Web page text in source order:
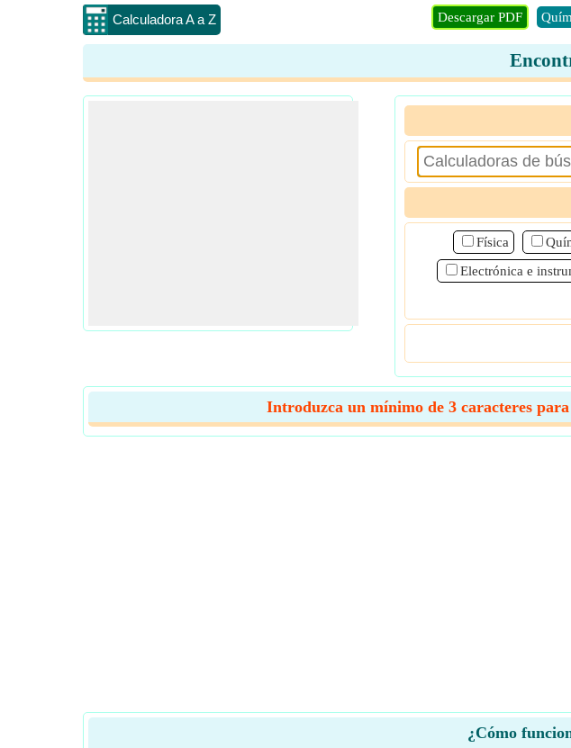
Calculadora A a Z Descargar PDF
Física
Electrónica e
Introduzca un mínimo de 3 caracteres para
¿Cómo